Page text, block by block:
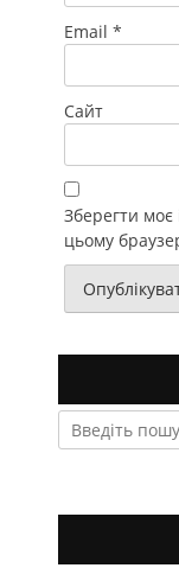
Email *
Сайт
Зберегти моє
цьому
Search
for: